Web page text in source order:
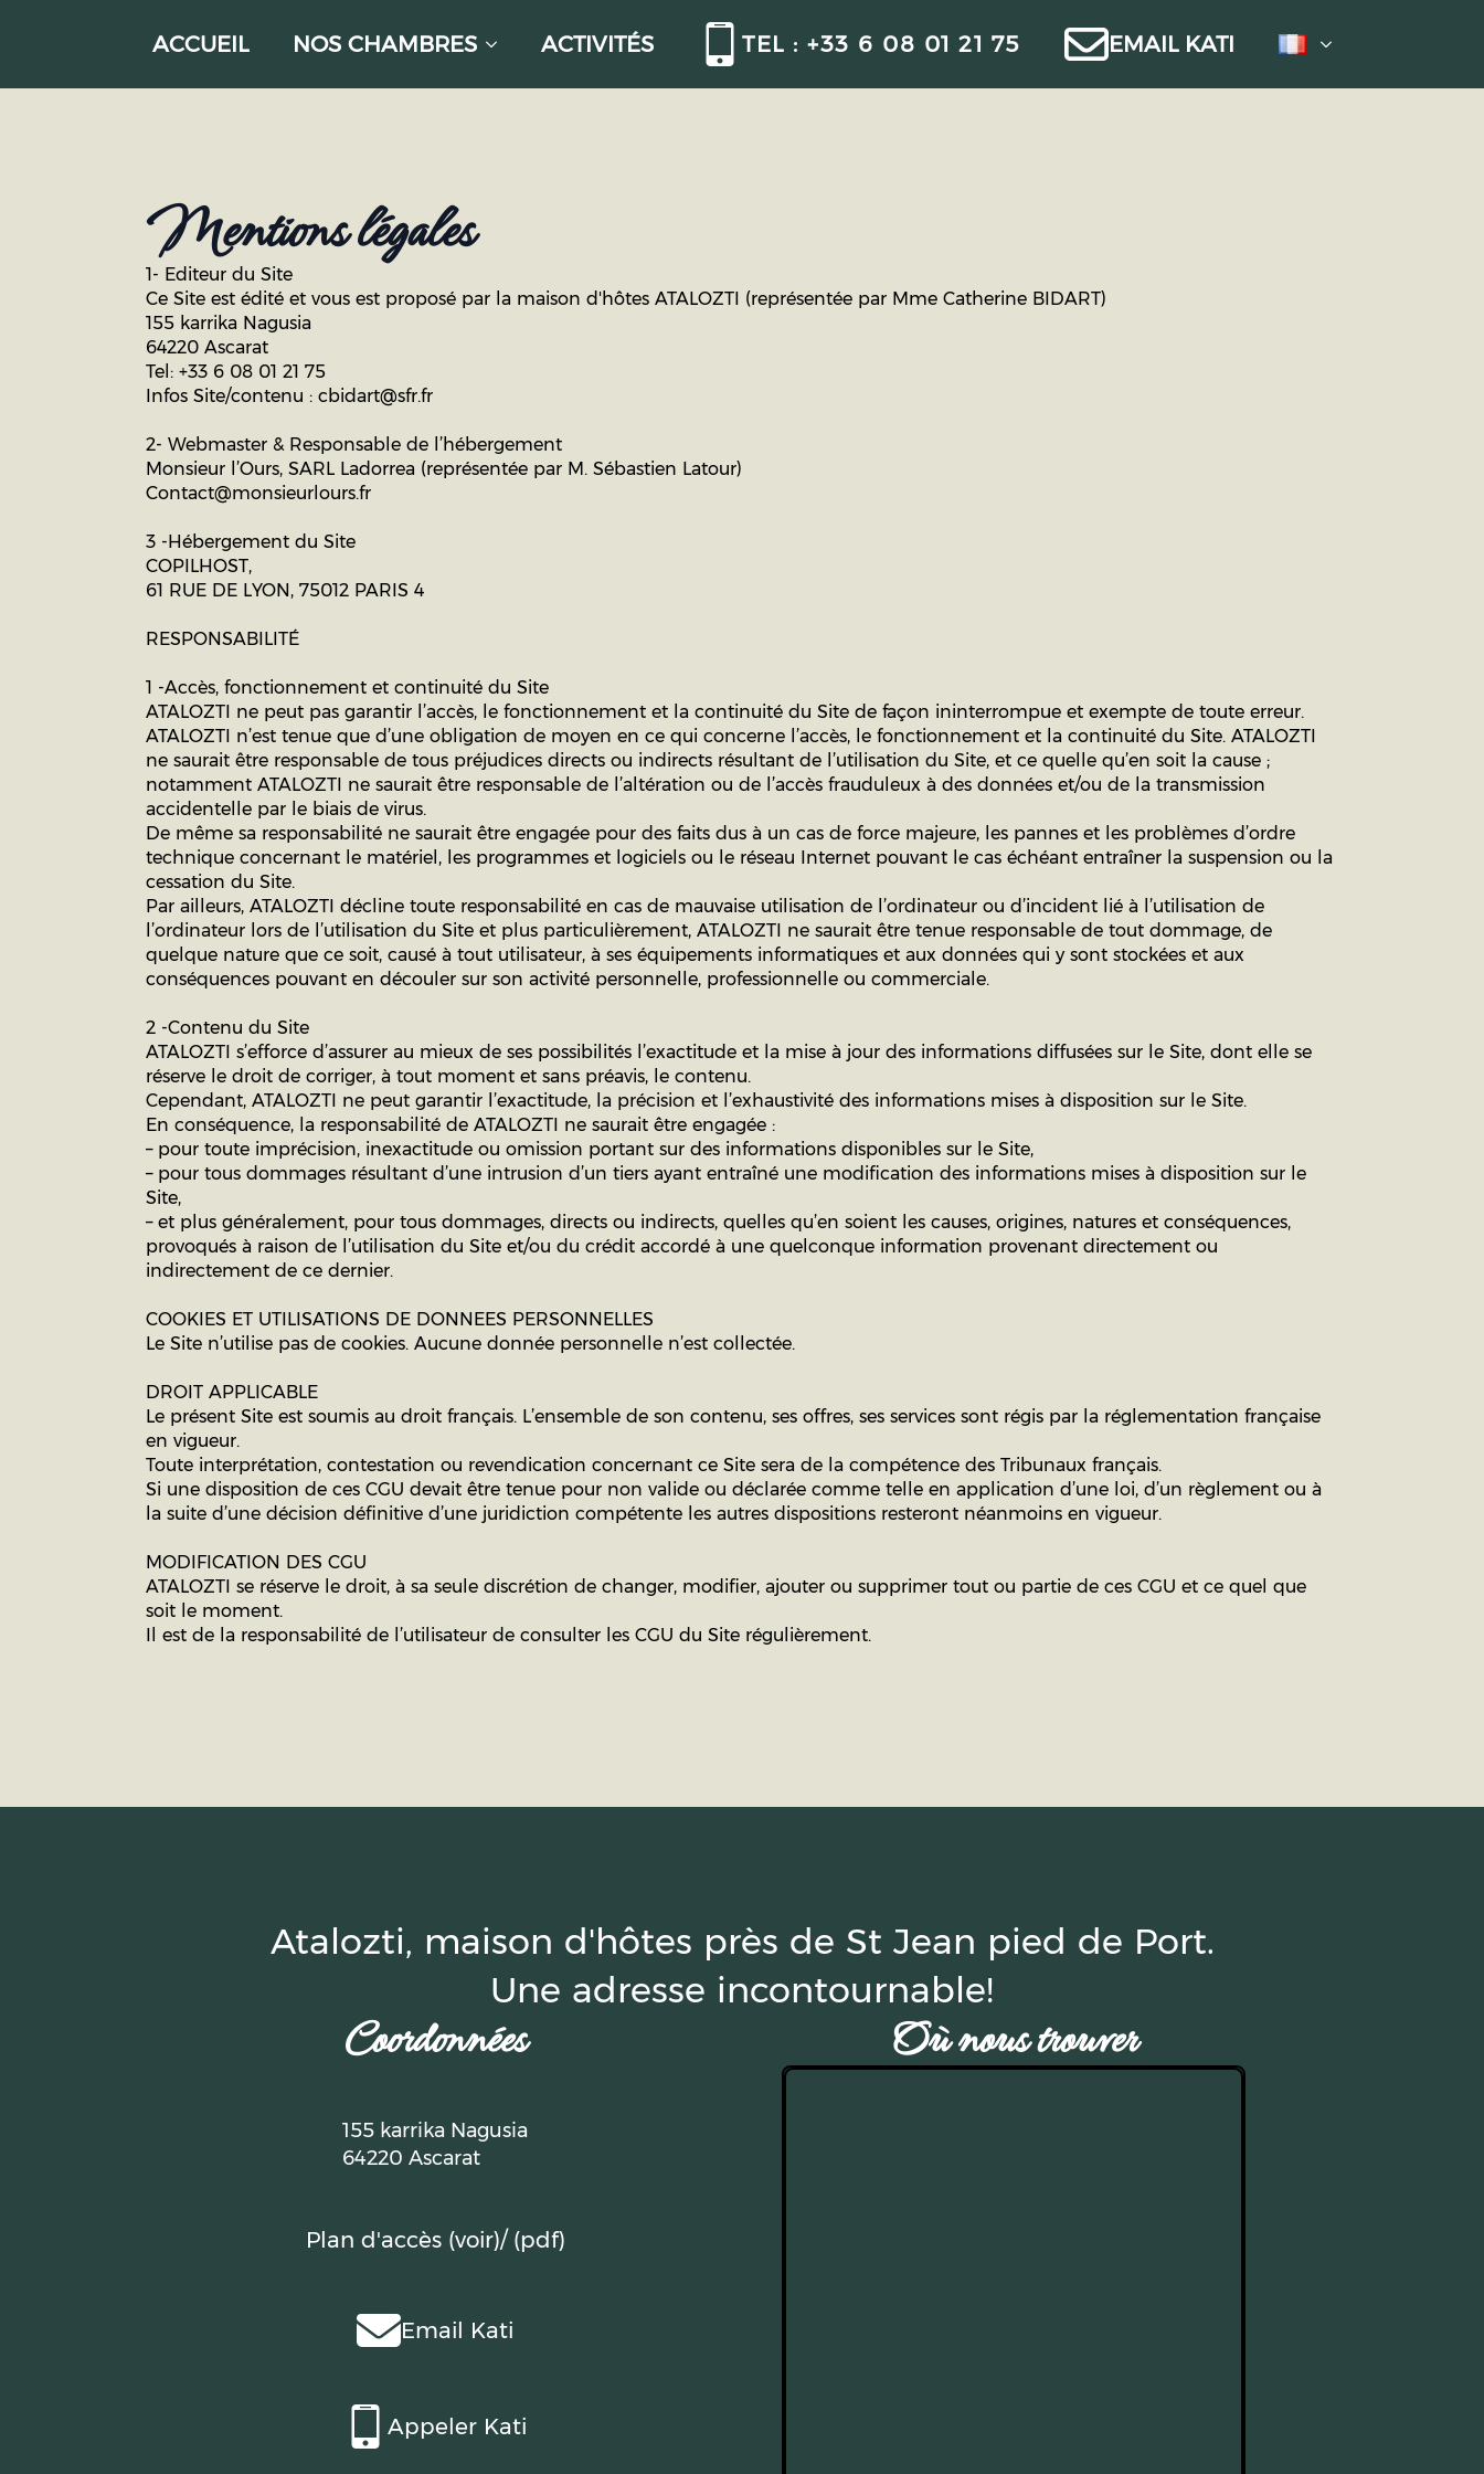
ACCUEIL NOS CHAMBRES ACTIVITÉS TEL : +33 6 08 01 21 75 EMAIL KATI
Mentions légales
1- Editeur du Site
Ce Site est édité et vous est proposé par la maison d'hôtes ATALOZTI (représentée par Mme Catherine BIDART)
155 karrika Nagusia
64220 Ascarat
Tel: +33 6 08 01 21 75
Infos Site/contenu : cbidart@sfr.fr
2- Webmaster & Responsable de l’hébergement
Monsieur l’Ours, SARL Ladorrea (représentée par M. Sébastien Latour)
Contact@monsieurlours.fr
3 -Hébergement du Site
COPILHOST,
61 RUE DE LYON, 75012 PARIS 4
RESPONSABILITÉ
1 -Accès, fonctionnement et continuité du Site
ATALOZTI ne peut pas garantir l’accès, le fonctionnement et la continuité du Site de façon ininterrompue et exempte de toute erreur.
ATALOZTI n’est tenue que d’une obligation de moyen en ce qui concerne l’accès, le fonctionnement et la continuité du Site. ATALOZTI
ne saurait être responsable de tous préjudices directs ou indirects résultant de l’utilisation du Site, et ce quelle qu’en soit la cause ;
notamment ATALOZTI ne saurait être responsable de l’altération ou de l’accès frauduleux à des données et/ou de la transmission
accidentelle par le biais de virus.
De même sa responsabilité ne saurait être engagée pour des faits dus à un cas de force majeure, les pannes et les problèmes d’ordre
technique concernant le matériel, les programmes et logiciels ou le réseau Internet pouvant le cas échéant entraîner la suspension ou la
cessation du Site.
Par ailleurs, ATALOZTI décline toute responsabilité en cas de mauvaise utilisation de l’ordinateur ou d’incident lié à l’utilisation de
l’ordinateur lors de l’utilisation du Site et plus particulièrement, ATALOZTI ne saurait être tenue responsable de tout dommage, de
quelque nature que ce soit, causé à tout utilisateur, à ses équipements informatiques et aux données qui y sont stockées et aux
conséquences pouvant en découler sur son activité personnelle, professionnelle ou commerciale.
2 -Contenu du Site
ATALOZTI s’efforce d’assurer au mieux de ses possibilités l’exactitude et la mise à jour des informations diffusées sur le Site, dont elle se
réserve le droit de corriger, à tout moment et sans préavis, le contenu.
Cependant, ATALOZTI ne peut garantir l’exactitude, la précision et l’exhaustivité des informations mises à disposition sur le Site.
En conséquence, la responsabilité de ATALOZTI ne saurait être engagée :
– pour toute imprécision, inexactitude ou omission portant sur des informations disponibles sur le Site,
– pour tous dommages résultant d’une intrusion d’un tiers ayant entraîné une modification des informations mises à disposition sur le
Site,
– et plus généralement, pour tous dommages, directs ou indirects, quelles qu’en soient les causes, origines, natures et conséquences,
provoqués à raison de l’utilisation du Site et/ou du crédit accordé à une quelconque information provenant directement ou
indirectement de ce dernier.
COOKIES ET UTILISATIONS DE DONNEES PERSONNELLES
Le Site n’utilise pas de cookies. Aucune donnée personnelle n’est collectée.
DROIT APPLICABLE
Le présent Site est soumis au droit français. L’ensemble de son contenu, ses offres, ses services sont régis par la réglementation française
en vigueur.
Toute interprétation, contestation ou revendication concernant ce Site sera de la compétence des Tribunaux français.
Si une disposition de ces CGU devait être tenue pour non valide ou déclarée comme telle en application d’une loi, d’un règlement ou à
la suite d’une décision définitive d’une juridiction compétente les autres dispositions resteront néanmoins en vigueur.
MODIFICATION DES CGU
ATALOZTI se réserve le droit, à sa seule discrétion de changer, modifier, ajouter ou supprimer tout ou partie de ces CGU et ce quel que
soit le moment.
Il est de la responsabilité de l’utilisateur de consulter les CGU du Site régulièrement.
Atalozti, maison d'hôtes près de St Jean pied de Port.
Une adresse incontournable!
Coordonnées
155 karrika Nagusia
64220 Ascarat
Plan d'accès (voir)/ (pdf)
Email Kati
Appeler Kati
Où nous trouver